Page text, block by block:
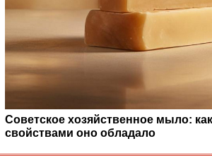
Советское хозяйственное мыло:
свойствами оно обладало